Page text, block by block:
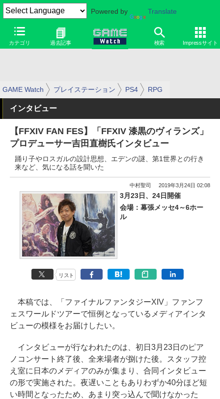
Powered by Translate
カテゴリ 過去記事 検索 Impressサイト
GAME Watch プレイステーション PS4 RPG
インタビュー
【FFXIV FAN FES】「FFXIV 漆黒のヴィランズ」
プロデューサー吉田直樹氏インタビュー
踊り子やロスガルの設計思想、エデンの謎、第1世界との行き
来など、気になる話を聞いた
中村聖司 2019年3月24日 02:08
3月23日、24日開催
会場：幕張メッセ4～6ホー
ル
リスト
本稿では、「ファイナルファンタジーXIV」ファンフ
ェスワールドツアーで恒例となっているメディアインタ
ビューの模様をお届けしたい。
インタビューが行なわれたのは、初日3月23日のピア
ノコンサート終了後、全来場者が捌けた後。スタッフ控
え室に日本のメディアのみが集まり、合同インタビュー
の形で実施された。夜遅いこともありわずか40分ほど短
い時間となったため、あまり突っ込んで聞けなかった